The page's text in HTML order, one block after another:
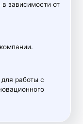
зависимости от
работы с